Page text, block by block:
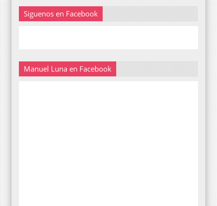
Siguenos en Facebook
Manuel Luna en Facebook